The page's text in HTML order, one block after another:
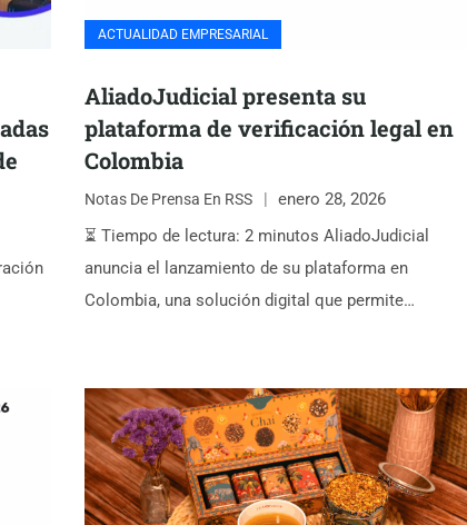
ACTUALIDAD EMPRESARIAL
AliadoJudicial presenta su
plataforma de verificación legal en
Colombia
Notas De Prensa En RSS
enero 28, 2026
⏳ Tiempo de lectura: 2 minutos AliadoJudicial
anuncia el lanzamiento de su plataforma en
Colombia, una solución digital que permite…